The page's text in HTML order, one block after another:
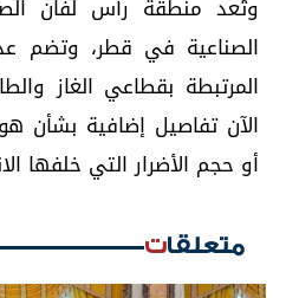
وتُعد منطقة رأس لفان
الصناعية في قطر، وتضم
المرتبطة بقطاعي الغاز
الآن تفاصيل إضافية بشأن
أو حجم الأضرار التي خلفها
متعلقات